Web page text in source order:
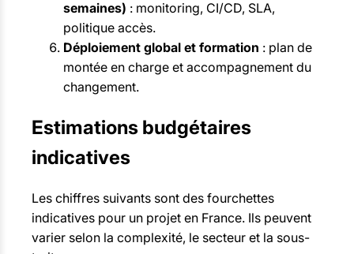
semaines) : monitoring, CI/CD, SLA,
politique accès.
Déploiement global et formation : plan de
montée en charge et accompagnement du
changement.
Estimations budgétaires
indicatives
Les chiffres suivants sont des fourchettes
indicatives pour un projet en France. Ils peuvent
varier selon la complexité, le secteur et la sous-